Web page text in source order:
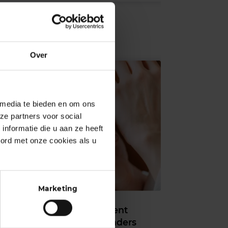
Over
te bieden en om ons
partners voor social
die u aan ze heeft
met onze cookies als u
Marketing
EFT: Stressmanagement
maar dan net even anders